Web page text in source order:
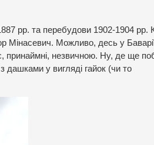
рр. та перебудови 1902-1904 рр.
Мінасевич. Можливо, десь у
принаймні, незвичною. Ну, де ще
дашками у вигляді гайок (чи то